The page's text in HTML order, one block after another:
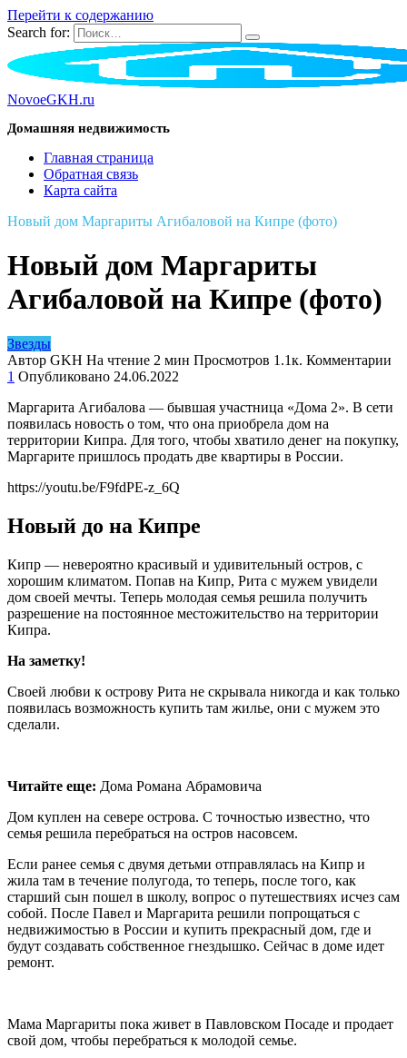
Перейти к содержанию
Search for:
NovoeGKH.ru
Домашняя недвижимость
Главная страница
Обратная связь
Карта сайта
Новый дом Маргариты Агибаловой на Кипре (фото)
Новый дом Маргариты
Агибаловой на Кипре (фото)
Звезды
Автор GKH На чтение 2 мин Просмотров 1.1к. Комментарии
1 Опубликовано 24.06.2022
Маргарита Агибалова — бывшая участница «Дома 2». В сети
появилась новость о том, что она приобрела дом на
территории Кипра. Для того, чтобы хватило денег на покупку,
Маргарите пришлось продать две квартиры в России.
https://youtu.be/F9fdPE-z_6Q
Новый до на Кипре
Кипр — невероятно красивый и удивительный остров, с
хорошим климатом. Попав на Кипр, Рита с мужем увидели
дом своей мечты. Теперь молодая семья решила получить
разрешение на постоянное местожительство на территории
Кипра.
На заметку!
Своей любви к острову Рита не скрывала никогда и как только
появилась возможность купить там жилье, они с мужем это
сделали.
Читайте еще: Дома Романа Абрамовича
Дом куплен на севере острова. C точностью известно, что
семья решила перебраться на остров насовсем.
Если ранее семья с двумя детьми отправлялась на Кипр и
жила там в течение полугода, то теперь, после того, как
старший сын пошел в школу, вопрос о путешествиях исчез сам
собой. После Павел и Маргарита решили попрощаться с
недвижимостью в России и купить прекрасный дом, где и
будут создавать собственное гнездышко. Сейчас в доме идет
ремонт.
Мама Маргариты пока живет в Павловском Посаде и продает
свой дом, чтобы перебраться к молодой семье.